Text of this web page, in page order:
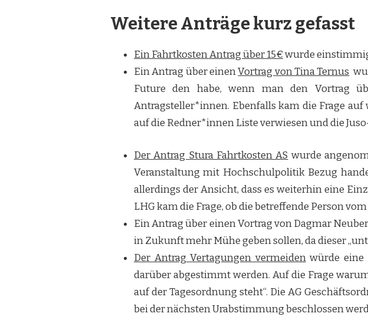
Weitere Anträge kurz gefasst
Ein Fahrtkosten Antrag über 15€wurde
Ein Antrag über einenVortrag von Tina Ternus
Future den habe, wenn man den Vortrag
Antragsteller*innen. Ebenfalls kam die Frage
auf die Redner*innen Liste verwiesen und die
Der Antrag Stura Fahrtkosten AS wurde
Veranstaltung mit Hochschulpolitik Bezug
allerdings der Ansicht, dass es weiterhin eine
LHG kam die Frage, ob die betreffende Person
Ein Antrag über einen Vortrag von Dagmar
in Zukunft mehr Mühe geben sollen, da dieser
Der Antrag Vertagungen vermeidenwürde eine
darüber abgestimmt werden. Auf die Frage
auf der Tagesordnung steht“. Die AG
bei der nächsten Urabstimmung beschlossen